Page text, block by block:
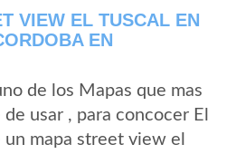
VIEW EL TUSCAL EN
EN
de los Mapas que mas
usar , para concocer El
mapa street view el